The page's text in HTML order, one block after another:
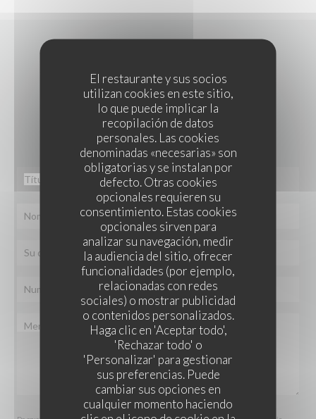
El restaurante y sus socios
utilizan cookies en este sitio,
lo que puede implicar la
recopilación de datos
personales. Las cookies
denominadas «necesarias» son
obligatorias y se instalan por
defecto. Otras cookies
opcionales requieren su
consentimiento. Estas cookies
opcionales sirven para
analizar su navegación, medir
la audiencia del sitio, ofrecer
funcionalidades (por ejemplo,
relacionadas con redes
sociales) o mostrar publicidad
o contenidos personalizados.
Haga clic en 'Aceptar todo',
'Rechazar todo' o
'Personalizar' para gestionar
sus preferencias. Puede
cambiar sus opciones en
cualquier momento haciendo
CONTACTO
¿Desea ponerse en contacto con nosotros?
Rellene el siguiente formulario.